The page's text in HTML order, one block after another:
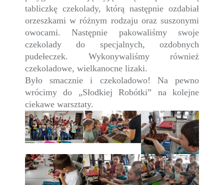
tabliczkę czekolady, którą następnie ozdabiał
orzeszkami w różnym rodzaju oraz suszonymi
owocami. Następnie pakowaliśmy swoje
czekolady do specjalnych, ozdobnych
pudełeczek. Wykonywaliśmy również
czekoladowe, wielkanocne lizaki.
Było smacznie i czekoladowo! Na pewno
wrócimy do „Słodkiej Robótki” na kolejne
ciekawe warsztaty.